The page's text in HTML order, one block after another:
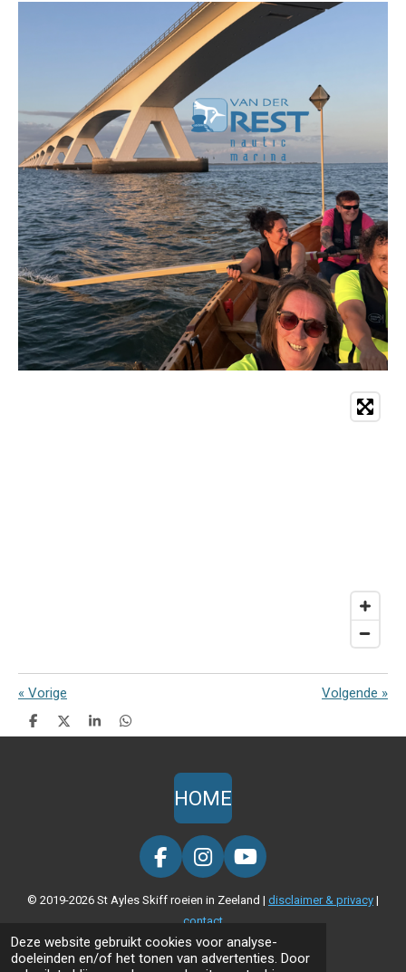
Deze website gebruikt cookies voor analyse-
doeleinden en/of het tonen van advertenties. Door
« Vorige Volgende »
D
e
D
e
S
h
D
e
HOME
F
c
b
o
I
s
t
a
g
Y
u
u
b
© 2019-2026 St Ayles Skiff roeien in Zeeland | disclaimer & privacy |
contact